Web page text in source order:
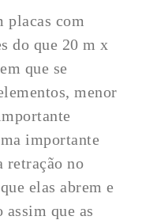
placas com
do que 20 m x
que se
menor
importante
no
elas abrem e
que as